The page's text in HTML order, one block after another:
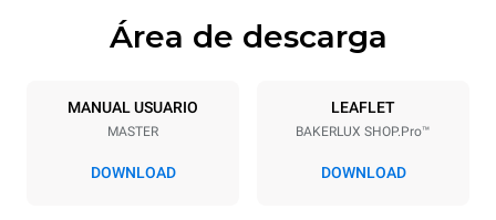
Especificaciones de la bandeja
3 460x330
Distancia entre bandejas
Área de descarga
MANUAL USUARIO
MASTER
DOWNLOAD
LEAFLET
BAKERLUX SHOP.Pro™
DOWNLOAD